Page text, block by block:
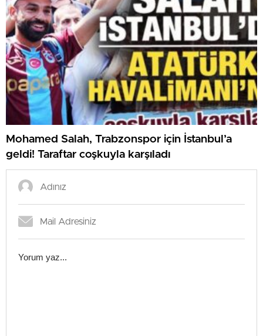
Mohamed Salah, Trabzonspor için İstanbul’a
geldi! Taraftar coşkuyla karşıladı